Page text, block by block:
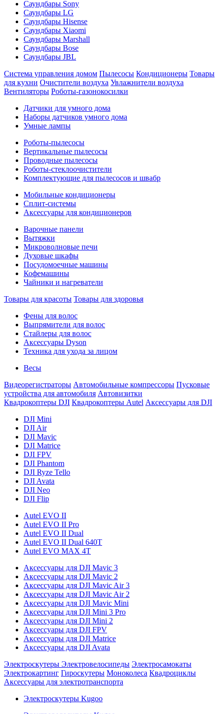
Саундбары Sony
Саундбары LG
Саундбары Hisense
Саундбары Xiaomi
Саундбары Marshall
Саундбары Bose
Саундбары JBL
Система управления домом Пылесосы Кондиционеры Товары
для кухни Очистители воздуха Увлажнители воздуха
Вентиляторы Роботы-газонокосилки
Датчики для умного дома
Наборы датчиков умного дома
Умные лампы
Роботы-пылесосы
Вертикальные пылесосы
Проводные пылесосы
Роботы-стеклоочистители
Комплектующие для пылесосов и швабр
Мобильные кондиционеры
Сплит-системы
Аксессуары для кондиционеров
Варочные панели
Вытяжки
Микроволновые печи
Духовые шкафы
Посудомоечные машины
Кофемашины
Чайники и нагреватели
Товары для красоты Товары для здоровья
Фены для волос
Выпрямители для волос
Стайлеры для волос
Аксессуары Dyson
Техника для ухода за лицом
Весы
Видеорегистраторы Автомобильные компрессоры Пусковые
устройства для автомобиля Автовизитки
Квадрокоптеры DJI Квадрокоптеры Autel Аксессуары для DJI
DJI Mini
DJI Air
DJI Mavic
DJI Matrice
DJI FPV
DJI Phantom
DJI Ryze Tello
DJI Avata
DJI Neo
DJI Flip
Autel EVO II
Autel EVO II Pro
Autel EVO II Dual
Autel EVO II Dual 640T
Autel EVO MAX 4T
Аксессуары для DJI Mavic 3
Аксессуары для DJI Mavic 2
Аксессуары для DJI Mavic Air 3
Аксессуары для DJI Mavic Air 2
Аксессуары для DJI Mavic Mini
Аксессуары для DJI Mini 3 Pro
Аксессуары для DJI Mini 2
Аксессуары для DJI FPV
Аксессуары для DJI Matrice
Аксессуары для DJI Avata
Электроскутеры Электровелосипеды Электросамокаты
Электрокартинг Гироскутеры Моноколеса Квадроциклы
Аксессуары для электротранспорта
Электроскутеры Kugoo